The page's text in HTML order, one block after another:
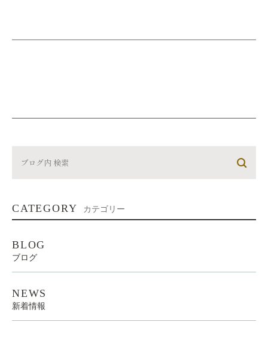
CATEGORY カテゴリー
BLOG
ブログ
NEWS
新着情報